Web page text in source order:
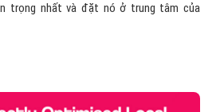
trọng nhất và đặt nó ở trung tâm của